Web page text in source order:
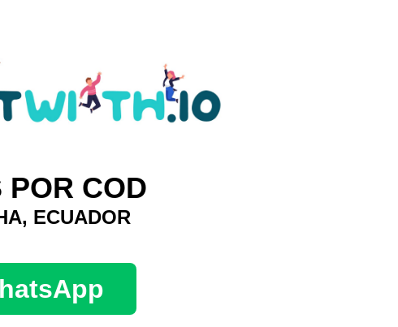
POR COD
ECUADOR